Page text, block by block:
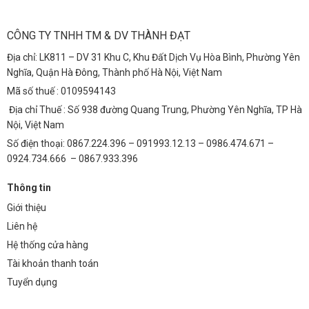
sáng gián tiếp, tạo điểm nhấn cho không gian sống.
Chiếu Sáng Sự Kiện và Quảng Cáo
Dây LED LD2835-2 được sử dụng trong các sự kiện, chương trình ca
nhạc, hội chợ triển lãm để tạo hiệu ứng ánh sáng ấn tượng.
FAQ – Giải Đáp Thắc Mắc
1. Dây LED LD2835-2 có tiêu chuẩn an toàn nào
không?
Dây LED LD2835-2 của Thành Đạt Led đạt các tiêu chuẩn an toàn
thiện với môi trường.
2. Có thể sử dụng dây LED LD2835-2 ở ngoài trời
không?
Với tiêu chuẩn chống nước IP65, dây LED LD2835-2 có thể được sử
CÔNG TY TNHH TM & DV THÀNH ĐẠT
Địa chỉ: LK811 – DV 31 Khu C, Khu Đất Dịch Vụ Hòa Bình, Phường Yên
Nghĩa, Quận Hà Đông, Thành phố Hà Nội, Việt Nam
Mã số thuế : 0109594143
Địa chỉ Thuế : Số 938 đường Quang Trung, Phường Yên Nghĩa, TP Hà
Nội, Việt Nam
Số điện thoại: 0867.224.396 – 091993.12.13 – 0986.474.671 –
0924.734.666 – 0867.933.396
Thông tin
Giới thiệu
Liên hệ
Hệ thống cửa hàng
Tài khoản thanh toán
Tuyển dụng